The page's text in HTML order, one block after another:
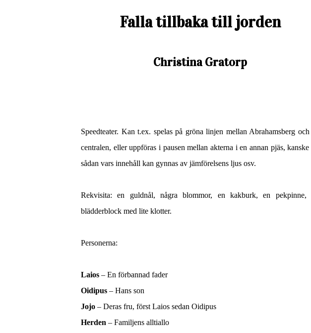
Falla tillbaka till jorden
Christina Gratorp
Speedteater. Kan t.ex. spelas på gröna linjen mellan Abrahamsberg
centralen, eller uppföras i pausen mellan akterna i en annan pjäs, kanske
sådan vars innehåll kan gynnas av jämförelsens ljus osv.
Rekvisita: en guldnål, några blommor, en kakburk, en pekpinne,
blädderblock med lite klotter.
Personerna:
Laios – En förbannad fader
Oidipus – Hans son
Jojo – Deras fru, först Laios sedan Oidipus
Herden – Familjens alltiallo